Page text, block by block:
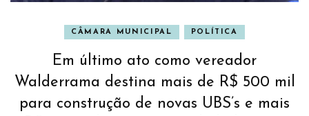
CÂMARA MUNICIPAL POLÍTICA
Em último ato como vereador
Walderrama destina mais de R$ 500 mil
para construção de novas UBS’s e mais